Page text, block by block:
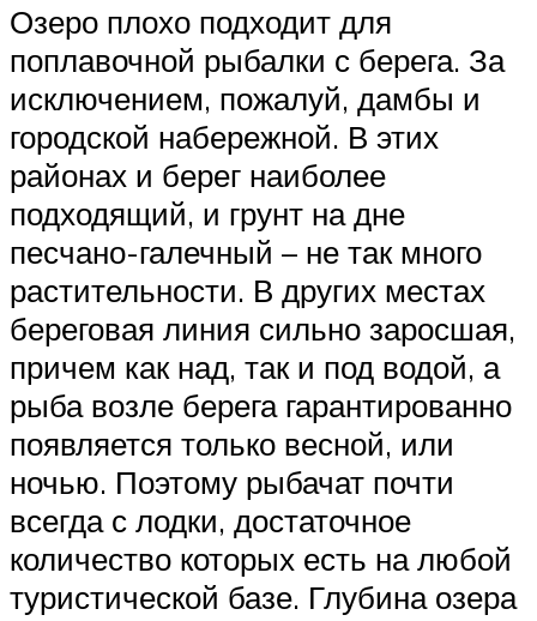
Озеро плохо подходит для
поплавочной рыбалки с берега. За
исключением, пожалуй, дамбы и
городской набережной. В этих
районах и берег наиболее
подходящий, и грунт на дне
песчано-галечный – не так много
растительности. В других местах
береговая линия сильно заросшая,
причем как над, так и под водой, а
рыба возле берега гарантированно
появляется только весной, или
ночью. Поэтому рыбачат почти
всегда с лодки, достаточное
количество которых есть на любой
туристической базе. Глубина озера